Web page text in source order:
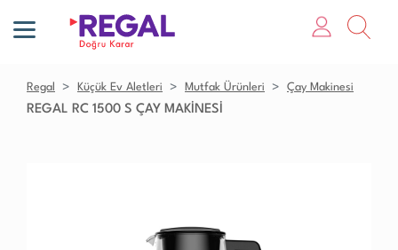
Regal Küçük Ev Aletleri Mutfak Ürünleri Çay Makinesi
REGAL RC 1500 S ÇAY MAKİNESİ